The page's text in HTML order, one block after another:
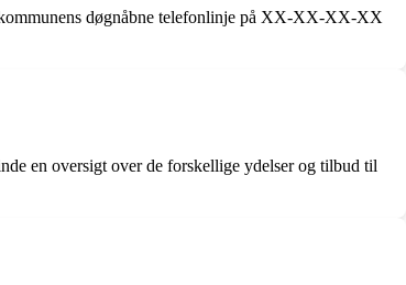
døgnåbne telefonlinje på XX-XX-XX-XX
en oversigt over de forskellige ydelser og tilbud til